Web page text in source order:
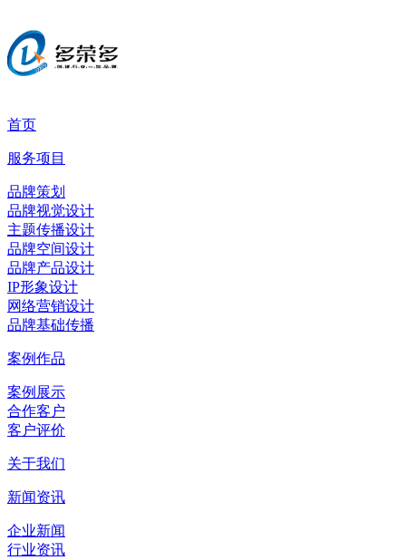
首页
服务项目
品牌策划
品牌视觉设计
主题传播设计
品牌空间设计
品牌产品设计
IP形象设计
网络营销设计
品牌基础传播
案例作品
案例展示
合作客户
客户评价
关于我们
新闻资讯
企业新闻
行业资讯